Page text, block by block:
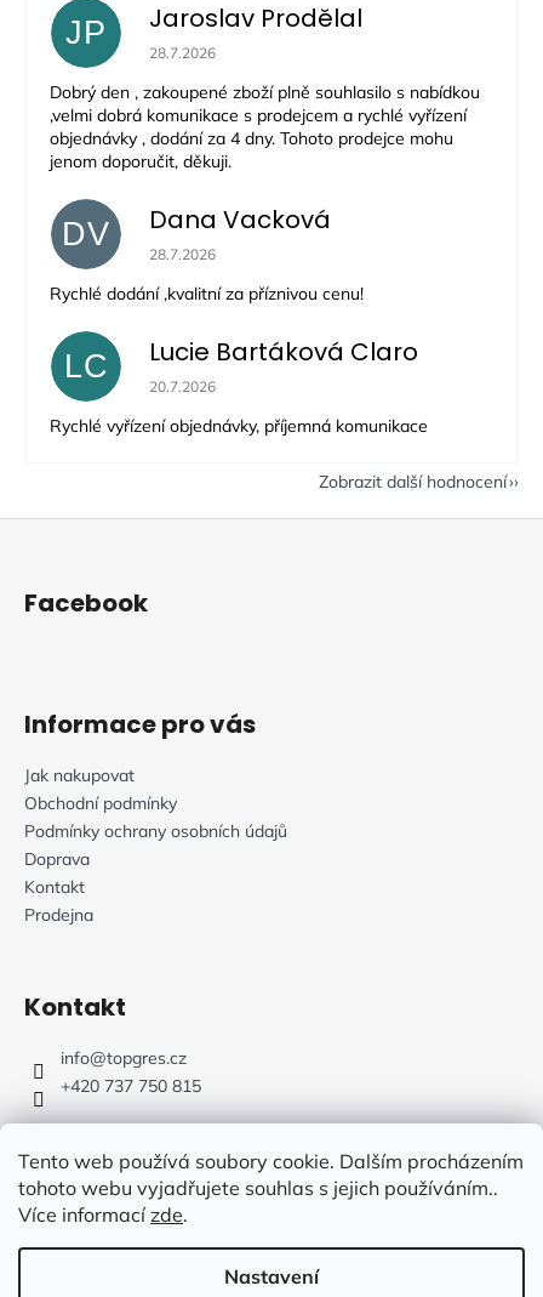
Tento web používá soubory cookie. Dalším procházením
tohoto webu vyjadřujete souhlas s jejich používáním..
Více informacízde.
Nastavení
JP Jaroslav Prodělal
Hodnocení obchodu je 5 z 5 hvězdiček.
28.7.2026
Dobrý den , zakoupené zboží plně souhlasilo s nabídkou
,velmi dobrá komunikace s prodejcem a rychlé vyřízení
objednávky , dodání za 4 dny. Tohoto prodejce mohu
jenom doporučit, děkuji.
DV Dana Vacková
Hodnocení obchodu je 5 z 5 hvězdiček.
28.7.2026
Rychlé dodání ,kvalitní za příznivou cenu!
LC Lucie Bartáková Claro
Hodnocení obchodu je 5 z 5 hvězdiček.
20.7.2026
Rychlé vyřízení objednávky, příjemná komunikace
Zobrazit další hodnocení
Z
Facebook
Informace pro vás
Jak nakupovat
Obchodní podmínky
Podmínky ochrany osobních údajů
Doprava
Kontakt
Prodejna
Kontakt
info@topgres.cz
+420 737 750 815